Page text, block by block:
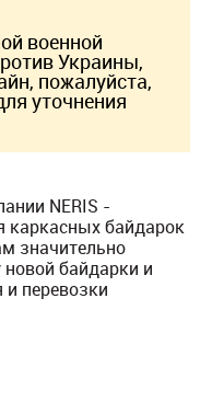
военной
Украины,
пожалуйста,
уточнения
NERIS -
каркасных байдарок
значительно
байдарки и
перевозки